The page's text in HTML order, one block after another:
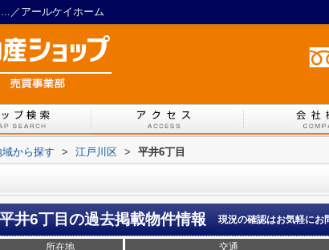
／アールケイホーム
から探す > 江戸川区 > 平井6丁目
平井6丁目 の過去掲載物件情報 現況の確認はお気軽にお
所在地 交通